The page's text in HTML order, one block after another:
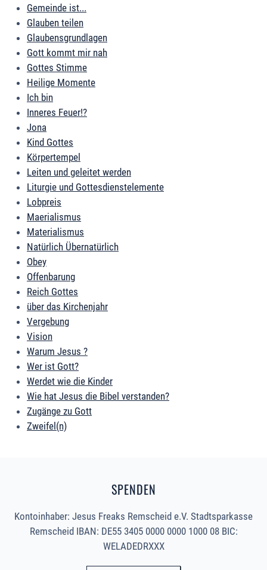
Gemeinde ist...
Glauben teilen
Glaubensgrundlagen
Gott kommt mir nah
Gottes Stimme
Heilige Momente
Ich bin
Inneres Feuer!?
Jona
Kind Gottes
Körpertempel
Leiten und geleitet werden
Liturgie und Gottesdienstelemente
Lobpreis
Maerialismus
Materialismus
Natürlich Übernatürlich
Obey
Offenbarung
Reich Gottes
über das Kirchenjahr
Vergebung
Vision
Warum Jesus ?
Wer ist Gott?
Werdet wie die Kinder
Wie hat Jesus die Bibel verstanden?
Zugänge zu Gott
Zweifel(n)
SPENDEN
Kontoinhaber: Jesus Freaks Remscheid e.V. Stadtsparkasse
Remscheid IBAN: DE55 3405 0000 0000 1000 08 BIC:
WELADEDRXXX